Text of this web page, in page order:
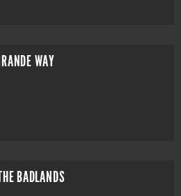
WAY
BADLANDS